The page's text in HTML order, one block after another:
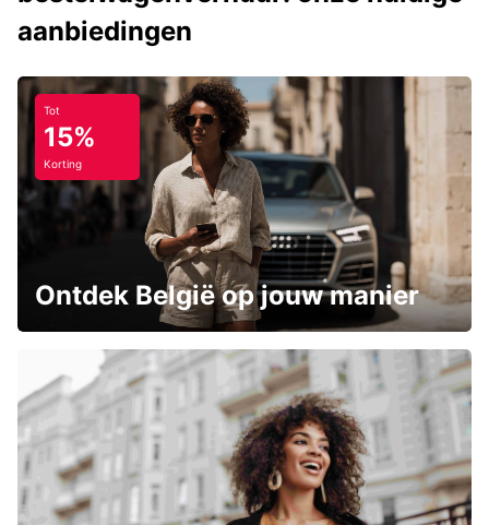
aanbiedingen
Tot
15%
Korting
Ontdek België op jouw manier